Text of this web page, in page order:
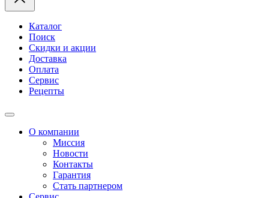
Каталог
Поиск
Скидки и акции
Доставка
Оплата
Сервис
Рецепты
О компании
Миссия
Новости
Контакты
Гарантия
Стать партнером